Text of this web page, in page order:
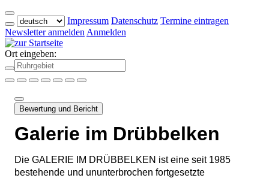
Impressum Datenschutz Termine eintragen
Newsletter anmelden Anmelden
Ort eingeben:
Bewertung und Bericht
Galerie im Drübbelken
Die GALERIE IM DRÜBBELKEN ist eine seit 1985
bestehende und ununterbrochen fortgesetzte